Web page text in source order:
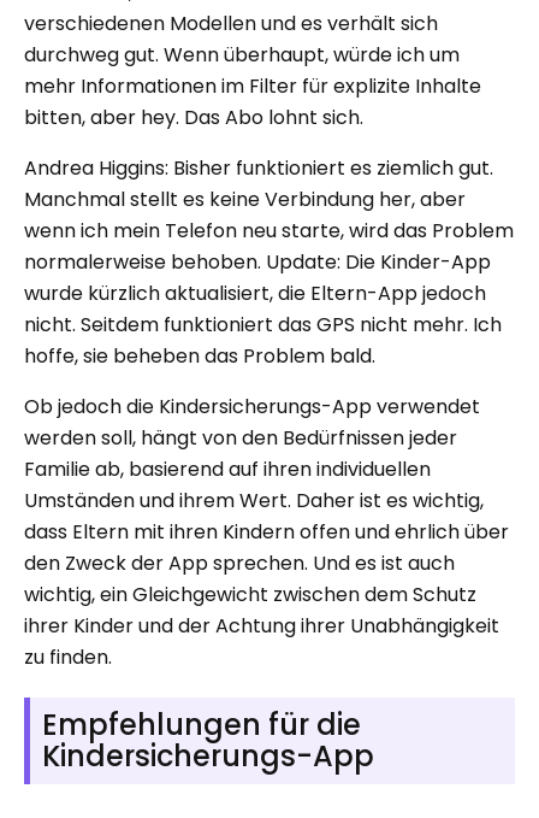
verschiedenen Modellen und es verhält sich
durchweg gut. Wenn überhaupt, würde ich um
mehr Informationen im Filter für explizite Inhalte
bitten, aber hey. Das Abo lohnt sich.
Andrea Higgins: Bisher funktioniert es ziemlich gut.
Manchmal stellt es keine Verbindung her, aber
wenn ich mein Telefon neu starte, wird das Problem
normalerweise behoben. Update: Die Kinder-App
wurde kürzlich aktualisiert, die Eltern-App jedoch
nicht. Seitdem funktioniert das GPS nicht mehr. Ich
hoffe, sie beheben das Problem bald.
Ob jedoch die Kindersicherungs-App verwendet
werden soll, hängt von den Bedürfnissen jeder
Familie ab, basierend auf ihren individuellen
Umständen und ihrem Wert. Daher ist es wichtig,
dass Eltern mit ihren Kindern offen und ehrlich über
den Zweck der App sprechen. Und es ist auch
wichtig, ein Gleichgewicht zwischen dem Schutz
ihrer Kinder und der Achtung ihrer Unabhängigkeit
zu finden.
Empfehlungen für die
Kindersicherungs-App